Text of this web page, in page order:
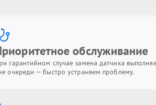
обслуживание
гарантийном случае замена датчика
очереди — быстро устраняем проблему.